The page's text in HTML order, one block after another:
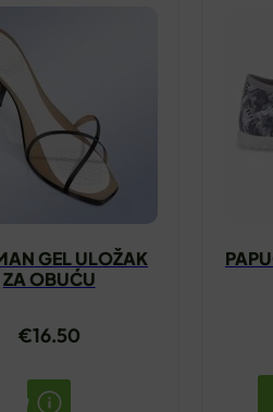
GEL ULOŽAK
ZA OBUĆU
€16.50